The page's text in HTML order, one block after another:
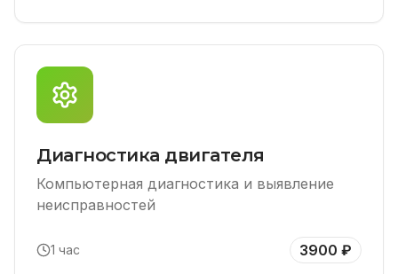
Диагностика двигателя
Компьютерная диагностика и выявление
неисправностей
1 час 3900 ₽